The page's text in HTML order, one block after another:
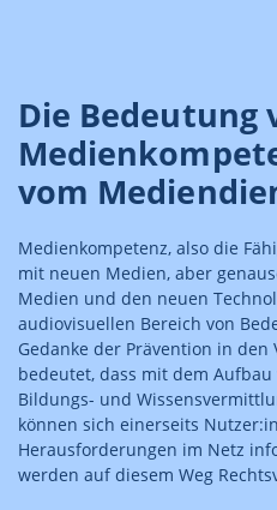
Die Bedeutung
vom
Medienkompetenz, also die
mit neuen Medien, aber
Medien und den neuen
audiovisuellen Bereich von
Gedanke der Prävention in
bedeutet, dass mit dem
Bildungs- und
können sich einerseits
Herausforderungen im Netz
werden auf diesem Weg